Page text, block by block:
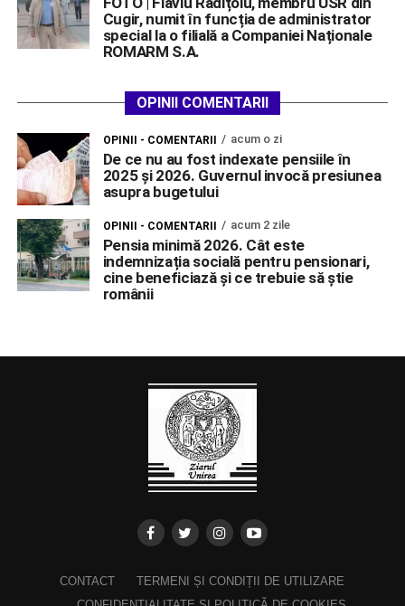
Cugir, numit în funcția de administrator
special la o filială a Companiei Naționale
ROMARM S.A.
OPINII COMENTARII
OPINII - COMENTARII acum o zi
De ce nu au fost indexate pensiile în
2025 și 2026. Guvernul invocă presiunea
asupra bugetului
OPINII - COMENTARII acum 2 zile
Pensia minimă 2026. Cât este
indemnizația socială pentru pensionari,
cine beneficiază și ce trebuie să știe
românii
CONTACT
TERMENI ȘI CONDIȚII DE UTILIZARE